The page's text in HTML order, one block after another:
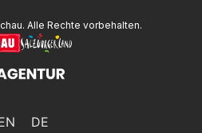
Alle Rechte vorbehalten.
DE